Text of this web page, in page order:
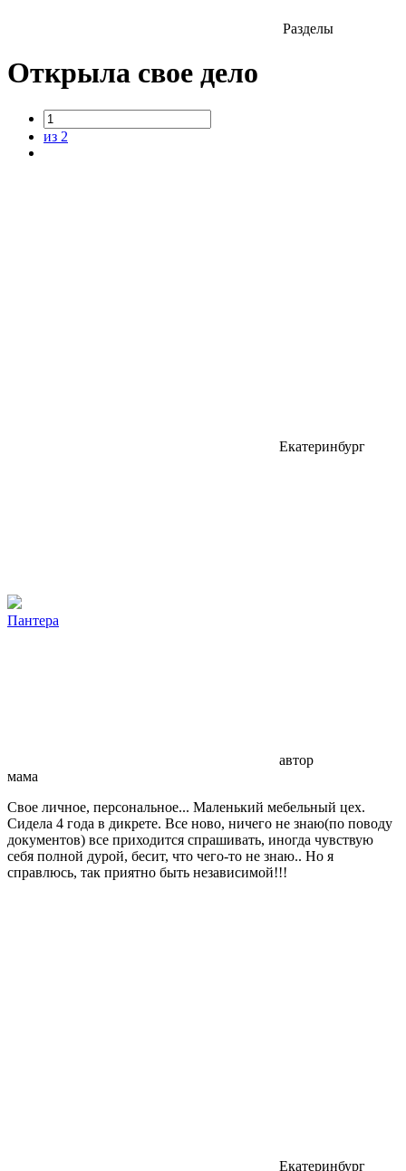
Разделы
Открыла свое дело
из 2
Екатеринбург
Пантера
автор
мама
Свое личное, персональное... Маленький мебельный цех.
Сидела 4 года в дикрете. Все ново, ничего не знаю(по поводу
документов) все приходится спрашивать, иногда чувствую
себя полной дурой, бесит, что чего-то не знаю.. Но я
справлюсь, так приятно быть независимой!!!
Екатеринбург